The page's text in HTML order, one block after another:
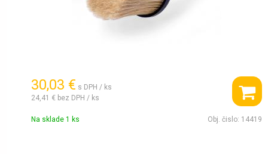
30,03 € s DPH / ks
24,41 € bez DPH / ks
Na sklade 1 ks Obj. čislo: 14419